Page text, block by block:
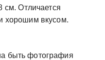
см. Отличается
хорошим вкусом.
быть фотография